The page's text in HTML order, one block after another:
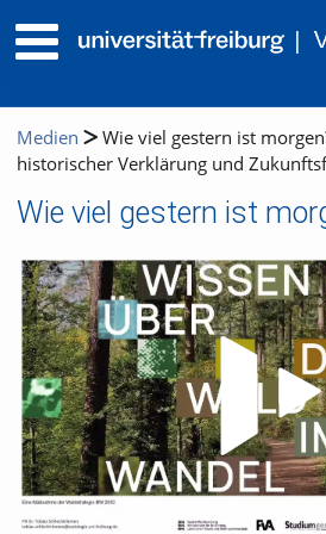
Medien
Wie viel gestern ist
historischer Verklärung und